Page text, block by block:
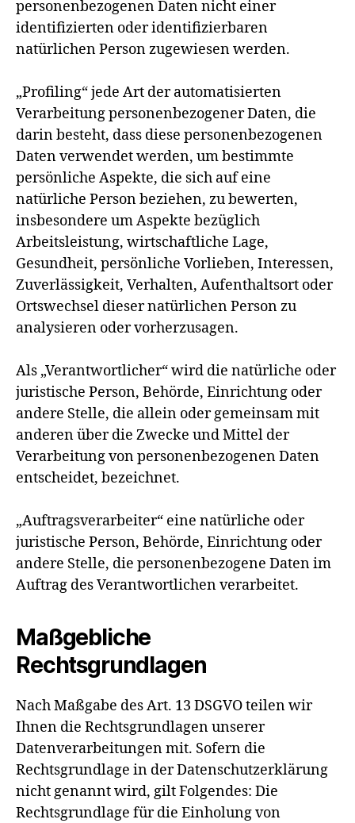
personenbezogenen Daten nicht einer
identifizierten oder identifizierbaren
natürlichen Person zugewiesen werden.
„Profiling“ jede Art der automatisierten
Verarbeitung personenbezogener Daten, die
darin besteht, dass diese personenbezogenen
Daten verwendet werden, um bestimmte
persönliche Aspekte, die sich auf eine
natürliche Person beziehen, zu bewerten,
insbesondere um Aspekte bezüglich
Arbeitsleistung, wirtschaftliche Lage,
Gesundheit, persönliche Vorlieben, Interessen,
Zuverlässigkeit, Verhalten, Aufenthaltsort oder
Ortswechsel dieser natürlichen Person zu
analysieren oder vorherzusagen.
Als „Verantwortlicher“ wird die natürliche oder
juristische Person, Behörde, Einrichtung oder
andere Stelle, die allein oder gemeinsam mit
anderen über die Zwecke und Mittel der
Verarbeitung von personenbezogenen Daten
entscheidet, bezeichnet.
„Auftragsverarbeiter“ eine natürliche oder
juristische Person, Behörde, Einrichtung oder
andere Stelle, die personenbezogene Daten im
Auftrag des Verantwortlichen verarbeitet.
Maßgebliche
Rechtsgrundlagen
Nach Maßgabe des Art. 13 DSGVO teilen wir
Ihnen die Rechtsgrundlagen unserer
Datenverarbeitungen mit. Sofern die
Rechtsgrundlage in der Datenschutzerklärung
nicht genannt wird, gilt Folgendes: Die
Rechtsgrundlage für die Einholung von